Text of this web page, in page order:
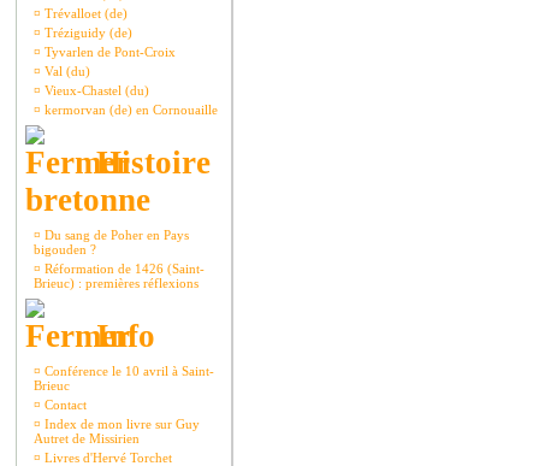
¤ Trévalloet (de)
¤ Tréziguidy (de)
¤ Tyvarlen de Pont-Croix
¤ Val (du)
¤ Vieux-Chastel (du)
¤ kermorvan (de) en Cornouaille
Histoire
bretonne
¤ Du sang de Poher en Pays
bigouden ?
¤ Réformation de 1426 (Saint-
Brieuc) : premières réflexions
Info
¤ Conférence le 10 avril à Saint-
Brieuc
¤ Contact
¤ Index de mon livre sur Guy
Autret de Missirien
¤ Livres d'Hervé Torchet